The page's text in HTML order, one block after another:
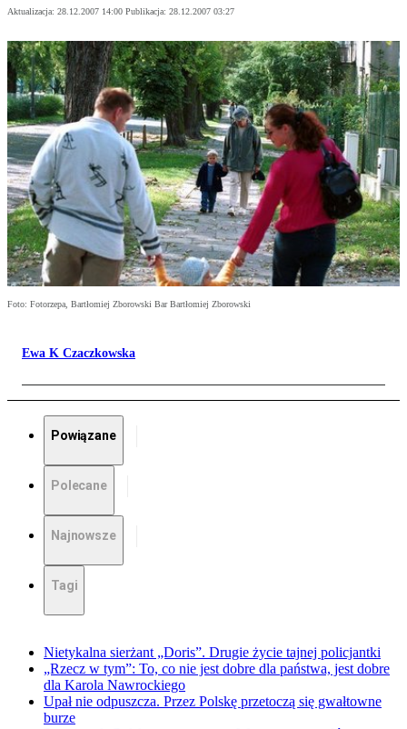
Aktualizacja: 28.12.2007 14:00 Publikacja: 28.12.2007 03:27
Foto: Fotorzepa, Bartłomiej Zborowski Bar Bartłomiej Zborowski
Ewa K Czaczkowska
Powiązane
Polecane
Najnowsze
Tagi
Nietykalna sierżant „Doris”. Drugie życie tajnej policjantki
„Rzecz w tym”: To, co nie jest dobre dla państwa, jest dobre
dla Karola Nawrockiego
Upał nie odpuszcza. Przez Polskę przetoczą się gwałtowne
burze